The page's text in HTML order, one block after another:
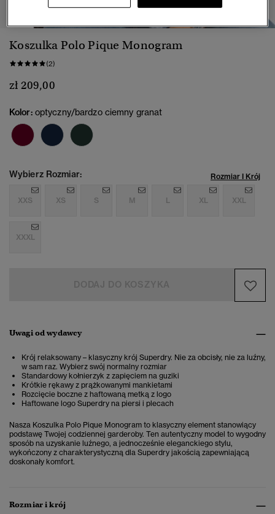
Koszulka Polo Pique Monogram
(2)
zł 209,00
Kolor: optyczny/bardzo ciemny granat
Wybierz Rozmiar: Rozmiar I Krój
XXS XS S M L XL XXL
XXXL
Uwagi od wydawcy
Krój relaksowany – klasyczny krój Superdry. Nie za obcisły, nie za luźny,
w sam raz. Wybierz swój normalny rozmiar
Standardowy kołnierzyk z zapięciem na guziki
Krótkie rękawy z prążkowanymi mankietami
Rozcięcie boczne z haftowaną metką z logo
Haftowane logo Superdry na piersi i plecach
Nasza Koszulka Polo Pique Monogram to klasyczny element stanowiący
podstawę Twojej codziennej garderoby. Ten autentyczny model to wygodny
sposób na uzyskanie luźnego, a jednocześnie eleganckiego stylu,
wykończony z charakterystyczną dla Superdry jakością zapewniającą
doskonały komfort.
Rozmiar i krój